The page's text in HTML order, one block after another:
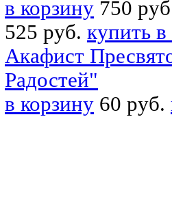
в корзину 750
525 руб. купить
Акафист
Радостей"
в корзину 60 руб.